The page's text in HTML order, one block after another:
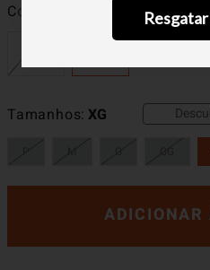
Tamanhos XG
Cor
ADICIONAR